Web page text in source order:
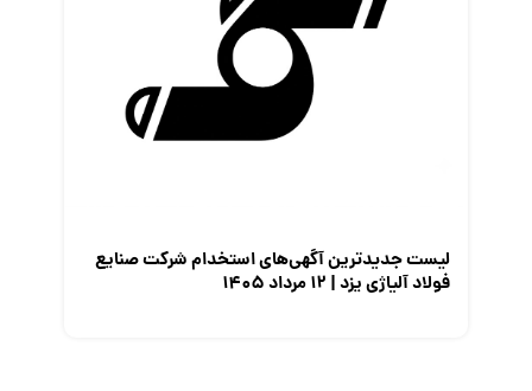
لیست جدیدترین آگهی‌های استخدام شرکت صنایع
فولاد آلیاژی یزد | ۱۲ مرداد ۱۴۰۵